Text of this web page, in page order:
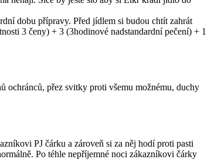
dobu přípravy. Před jídlem si budou chtít zahrát
3 čeny) + 3 (3hodinové nadstandardní pečení) + 1
ochránců, přez svitky proti všemu možnému, duchy
PJ čárku a zároveň si za něj hodí proti pasti
Po téhle nepříjemné noci zákazníkovi čárky